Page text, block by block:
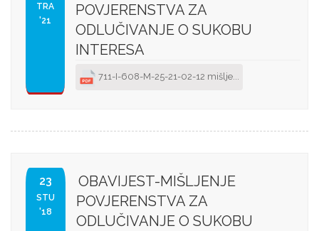
TRA
'21
POVJERENSTVA ZA
ODLUČIVANJE O SUKOBU
INTERESA
711-I-608-M-25-21-02-12 mišlje...
23
STU
'18
OBAVIJEST-MIŠLJENJE
POVJERENSTVA ZA
ODLUČIVANJE O SUKOBU